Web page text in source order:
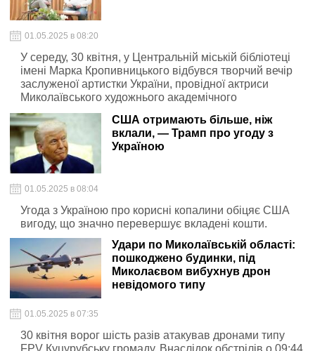
01.05.2025 в 08:20
У середу, 30 квітня, у Центральній міській бібліотеці
імені Марка Кропивницького відбувся творчий вечір
заслуженої артистки України, провідної актриси
Миколаївського художнього академічного
драматичного театру Марини Васильєвої.
США отримають більше, ніж
вклали, — Трамп про угоду з
Україною
01.05.2025 в 08:04
Угода з Україною про корисні копалини обіцяє США
вигоду, що значно перевершує вкладені кошти.
Удари по Миколаївській області:
пошкоджено будинки, під
Миколаєвом вибухнув дрон
невідомого типу
01.05.2025 в 07:35
30 квітня ворог шість разів атакував дронами типу
FPV Куцурубську громаду. Внаслідок обстрілів о 09:44